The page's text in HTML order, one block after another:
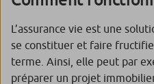
L’assurance vie est une
se constituer et faire
terme. Ainsi, elle peut par
préparer un projet